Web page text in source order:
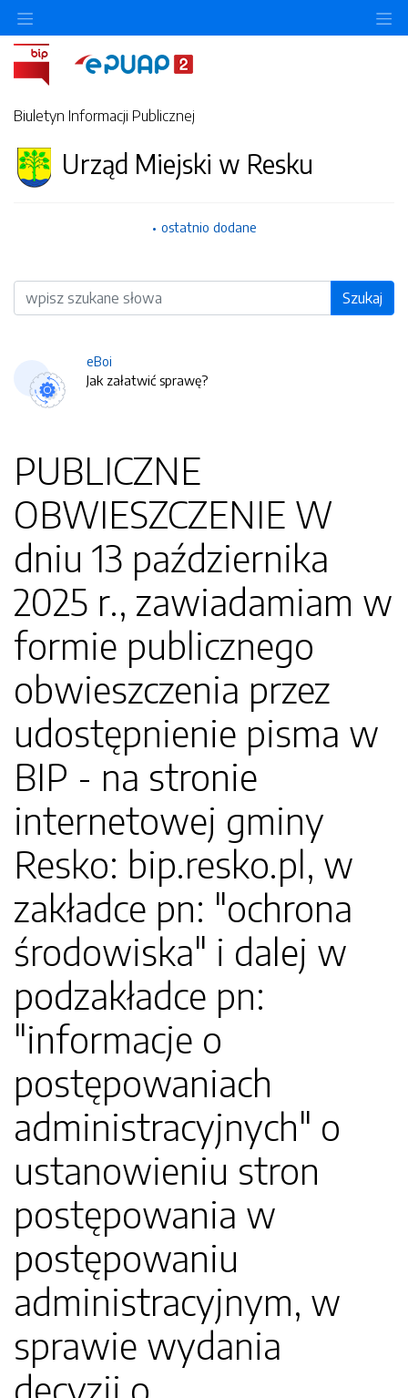
Biuletyn Informacji Publicznej
Urząd Miejski w Resku
ostatnio dodane
Wyszukiwarka Szukaj
eBoi
Jak załatwić sprawę?
PUBLICZNE
OBWIESZCZENIE W
dniu 13 października
2025 r., zawiadamiam w
formie publicznego
obwieszczenia przez
udostępnienie pisma w
BIP - na stronie
internetowej gminy
Resko: bip.resko.pl, w
zakładce pn: "ochrona
środowiska" i dalej w
podzakładce pn:
"informacje o
postępowaniach
administracyjnych" o
ustanowieniu stron
postępowania w
postępowaniu
administracyjnym, w
sprawie wydania
decyzji o